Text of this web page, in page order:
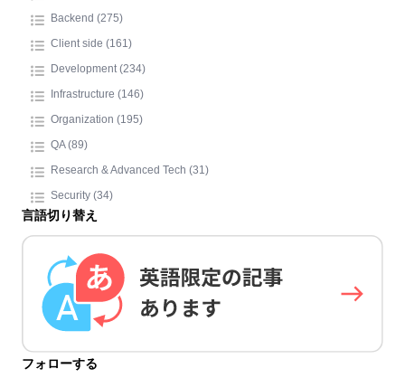
Backend (275)
Client side (161)
Development (234)
Infrastructure (146)
Organization (195)
QA (89)
Research & Advanced Tech (31)
Security (34)
言語切り替え
フォローする